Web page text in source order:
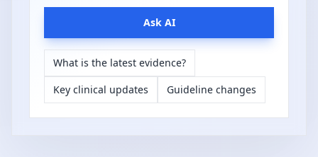
Ask AI
What is the latest evidence?
Key clinical updates
Guideline changes